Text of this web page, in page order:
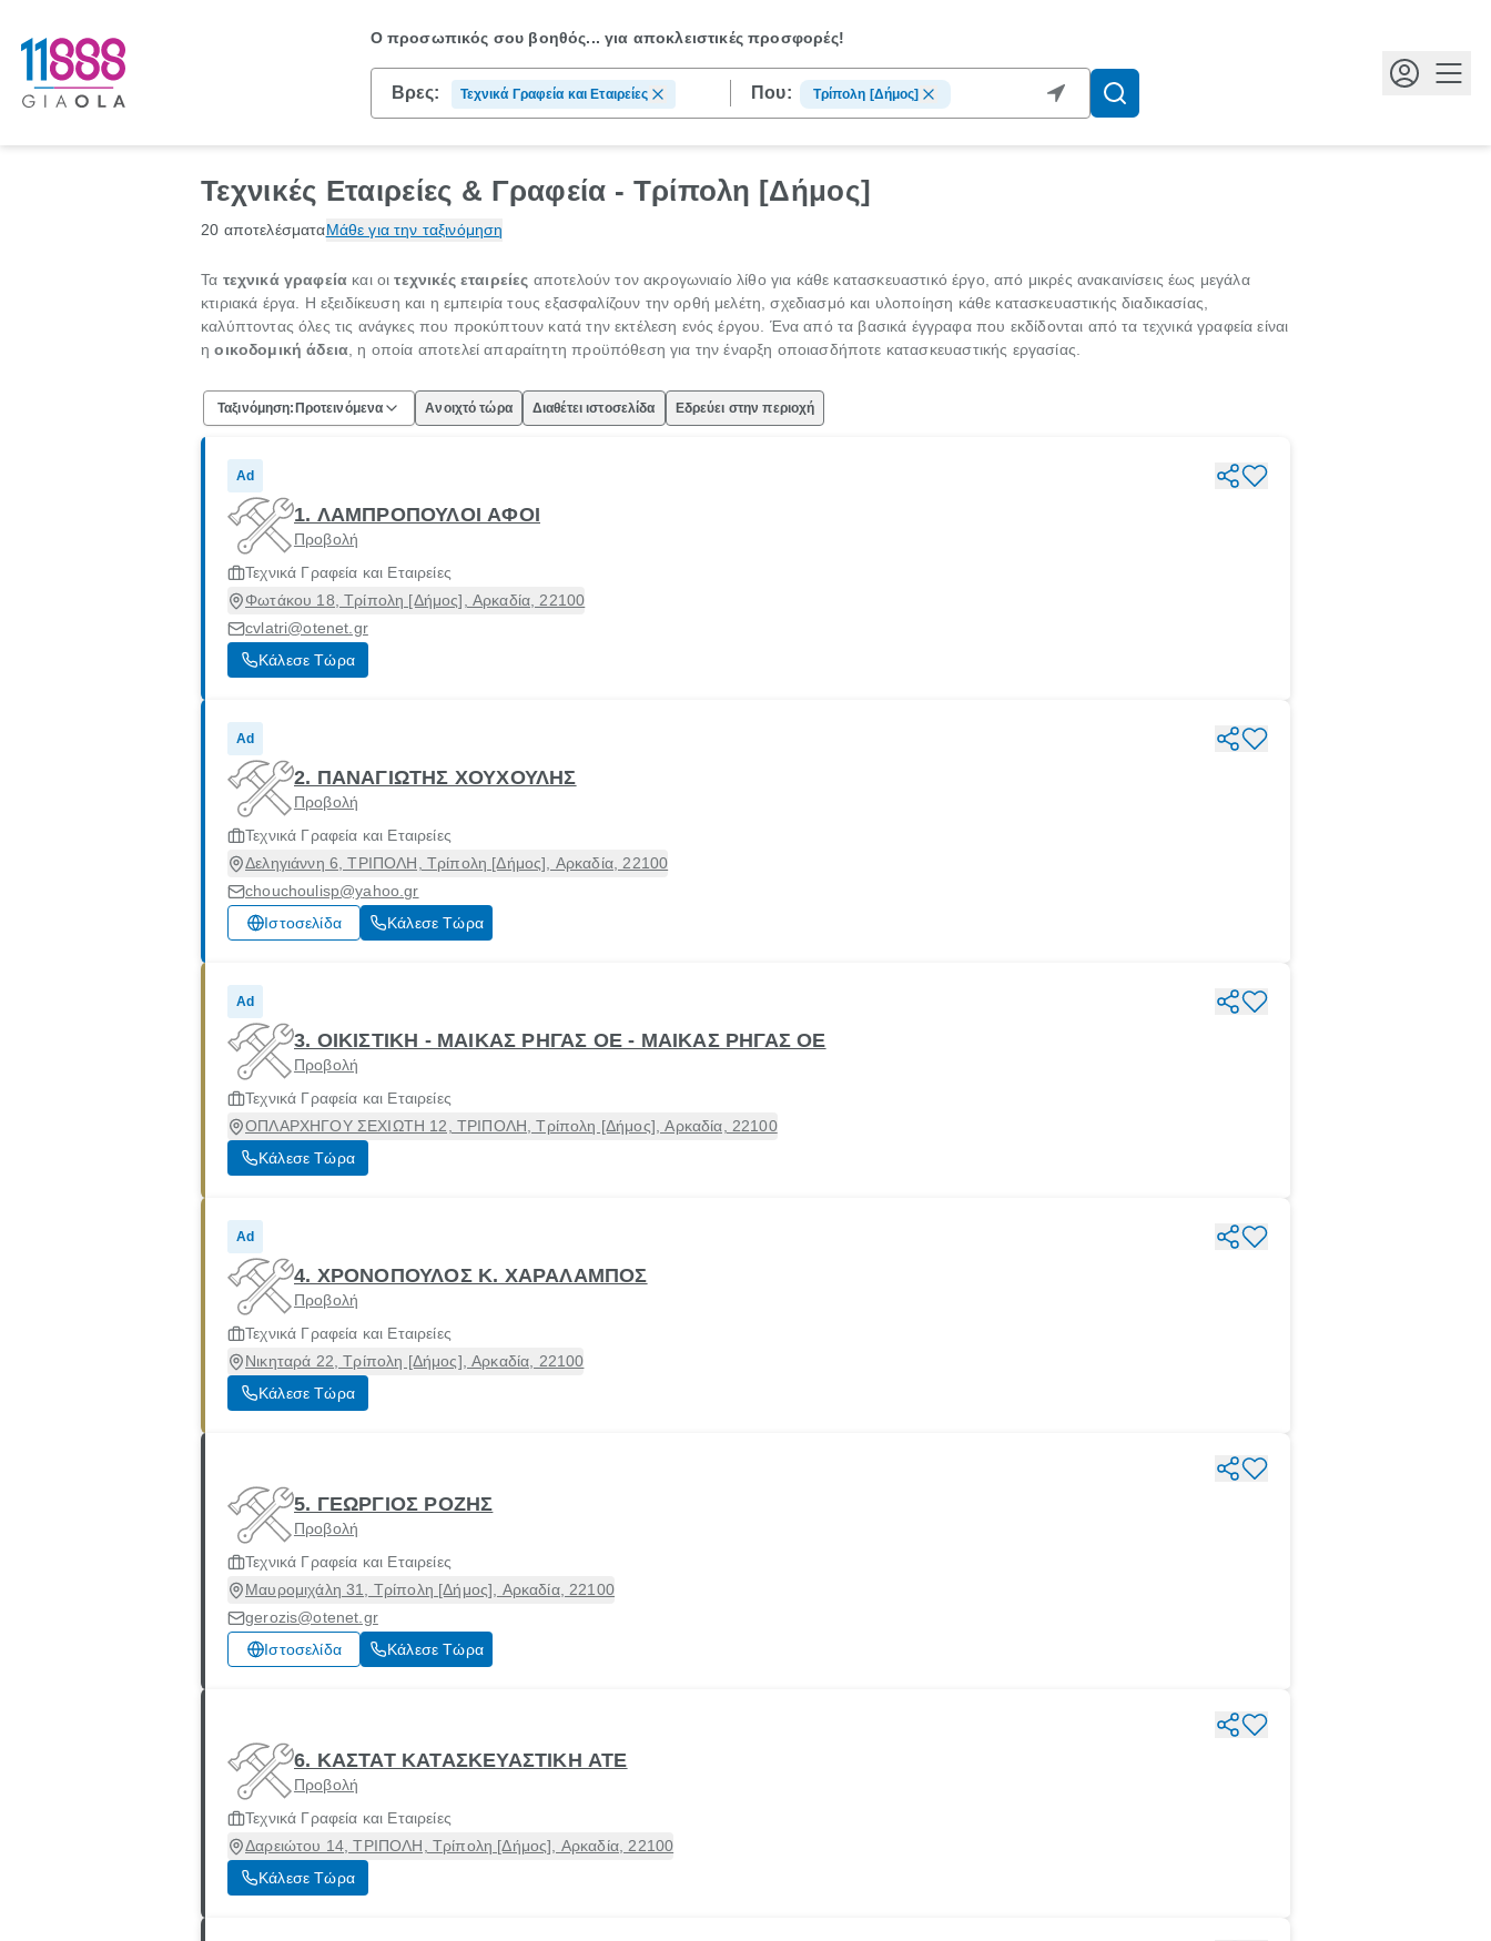
Ο προσωπικός σου βοηθός...για αποκλειστικές προσφορές!
Βρες: Τεχνικά Γραφεία και Εταιρείες Που: Τρίπολη [Δήμος]
Τεχνικές Εταιρείες & Γραφεία - Τρίπολη [Δήμος]
20 αποτελέσματαΜάθε για την ταξινόμηση
Τα τεχνικά γραφεία και οιτεχνικές εταιρείες αποτελούν τον ακρογωνιαίο λίθο για κάθε κατασκευαστικό έργο, από μικρές ανακαινίσεις έως μεγάλα
κτιριακά έργα. Η εξειδίκευση και η εμπειρία τους εξασφαλίζουν την ορθή μελέτη, σχεδιασμό και υλοποίηση κάθε κατασκευαστικής διαδικασίας,
καλύπτοντας όλες τις ανάγκες που προκύπτουν κατά την εκτέλεση ενός έργου. Ένα από τα βασικά έγγραφα που εκδίδονται από τα τεχνικά γραφεία είναι
ηοικοδομική άδεια , η οποία αποτελεί απαραίτητη προϋπόθεση για την έναρξη οποιασδήποτε κατασκευαστικής εργασίας.
Ταξινόμηση: Προτεινόμενα Ανοιχτό τώρα Διαθέτει ιστοσελίδα Εδρεύει στην περιοχή
Ad
1. ΛΑΜΠΡΟΠΟΥΛΟΙ ΑΦΟΙ
Προβολή
Τεχνικά Γραφεία και Εταιρείες
Φωτάκου 18, Τρίπολη [Δήμος], Αρκαδία, 22100
cvlatri@otenet.gr
Κάλεσε Τώρα
Ad
2. ΠΑΝΑΓΙΩΤΗΣ ΧΟΥΧΟΥΛΗΣ
Προβολή
Τεχνικά Γραφεία και Εταιρείες
Δεληγιάννη 6, ΤΡΙΠΟΛΗ, Τρίπολη [Δήμος], Αρκαδία, 22100
chouchoulisp@yahoo.gr
Ιστοσελίδα
Κάλεσε Τώρα
Ad
3. ΟΙΚΙΣΤΙΚΗ - ΜΑΙΚΑΣ ΡΗΓΑΣ ΟΕ - ΜΑΙΚΑΣ ΡΗΓΑΣ ΟΕ
Προβολή
Τεχνικά Γραφεία και Εταιρείες
ΟΠΛΑΡΧΗΓΟΥ ΣΕΧΙΩΤΗ 12, ΤΡΙΠΟΛΗ, Τρίπολη [Δήμος], Αρκαδία, 22100
Κάλεσε Τώρα
Ad
4. ΧΡΟΝΟΠΟΥΛΟΣ Κ. ΧΑΡΑΛΑΜΠΟΣ
Προβολή
Τεχνικά Γραφεία και Εταιρείες
Νικηταρά 22, Τρίπολη [Δήμος], Αρκαδία, 22100
Κάλεσε Τώρα
5. ΓΕΩΡΓΙΟΣ ΡΟΖΗΣ
Προβολή
Τεχνικά Γραφεία και Εταιρείες
Μαυρομιχάλη 31, Τρίπολη [Δήμος], Αρκαδία, 22100
gerozis@otenet.gr
Ιστοσελίδα
Κάλεσε Τώρα
6. ΚΑΣΤΑΤ ΚΑΤΑΣΚΕΥΑΣΤΙΚΗ ΑΤΕ
Προβολή
Τεχνικά Γραφεία και Εταιρείες
Δαρειώτου 14, ΤΡΙΠΟΛΗ, Τρίπολη [Δήμος], Αρκαδία, 22100
Κάλεσε Τώρα